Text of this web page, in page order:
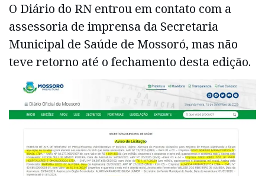
O Diário do RN entrou em contato com a
assessoria de imprensa da Secretaria
Municipal de Saúde de Mossoró, mas não
teve retorno até o fechamento desta edição.